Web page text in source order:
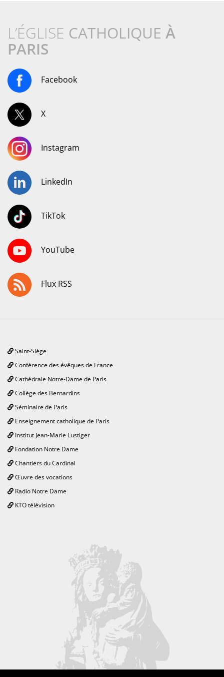
L’ÉGLISE CATHOLIQUE À
PARIS
Facebook
X
Instagram
LinkedIn
TikTok
YouTube
Flux RSS
Saint-Siège
Conférence des évêques de France
Cathédrale Notre-Dame de Paris
Collège des Bernardins
Séminaire de Paris
Enseignement catholique de Paris
Institut Jean-Marie Lustiger
Fondation Notre Dame
Chantiers du Cardinal
Œuvre des vocations
Radio Notre Dame
KTO télévision